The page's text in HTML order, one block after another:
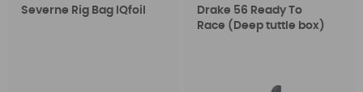
Severne Rig Bag IQfoil
Drake 56 Ready To
Race (Deep tuttle box)